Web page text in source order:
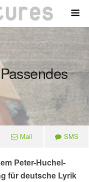
Mail SMS
Peter-Huchel-
für deutsche Lyrik